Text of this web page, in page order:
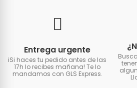
Entrega urgente
iSi haces tu pedido antes de las
17h lo recibes mañana! Te lo
mandamos con GLS Express.